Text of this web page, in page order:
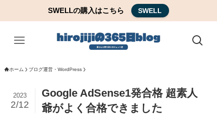
SWELLの購入はこちら SWELL
ホーム ブログ運営・WordPress
Google AdSense1発合格 超素人
爺がよく合格できました
2023
2/12